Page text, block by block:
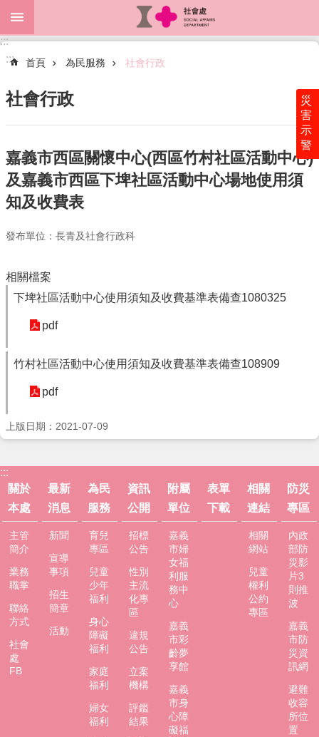
跳到主要內容區塊
進
階
關
於
本
處
新
為
資
附
單
位
相
關
法
規
表
下
載
防
災
災
害
示
警
:::
:::
首頁 為民服務 社會行政
社會行政
嘉義市西區關懷中心(西區竹村社區活動中心)
及嘉義市西區下埤社區活動中心場地使用須
知及收費表
發布單位：長青及社會行政科
相關檔案
下埤社區活動中心使用須知及收費基準表備查1080325
pdf
竹村社區活動中心使用須知及收費基準表備查108909
pdf
上版日期：2021-07-09
:::
關於
本處
主管
簡介
業務
職掌
聯絡
方式
社會
處
FB
最新
消息
新聞
宣導
事項
招生
簡章
活動
為民
服務
育兒
專區
兒童
少年
福利
身心
障礙
福利
家庭
福利
婦女
福利
資訊
公開
招標
公告
性別
主流
化專
區
違規
公告
立案
機構
評鑑
結果
附屬
單位
嘉義
市婦
女福
利服
務中
心
嘉義
市彩
齡夢
享館
嘉義
市身
心障
礙福
表單
下載
相關
連結
相關
網站
兒童
權利
公約
專區
防災
專區
內政
部防
災影
片3
則推
波
嘉義
市防
災資
訊網
避難
收容
所位
置